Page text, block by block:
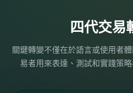
四代交易
關鍵轉變不僅在於語言或使用者
易者用來表達、測試和實踐策